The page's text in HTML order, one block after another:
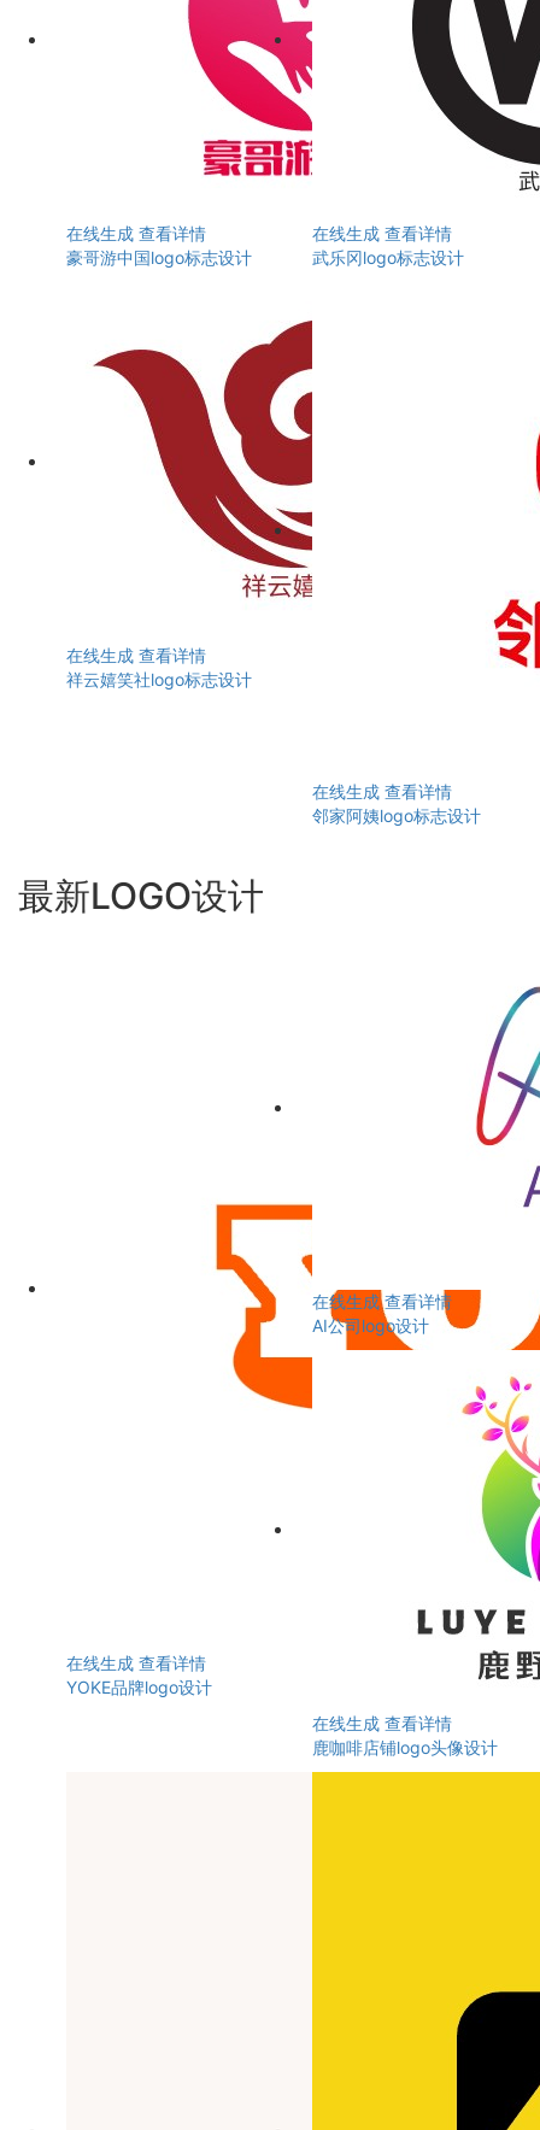
在线生成 查看详情
豪哥游中国logo标志设计
在线生成 查看详情
武乐冈logo标志设计
在线生成 查看详情
祥云嬉笑社logo标志设计
在线生成 查看详情
邻家阿姨logo标志设计
最新LOGO设计
在线生成 查看详情
YOKE品牌logo设计
在线生成 查看详情
AI公司logo设计
在线生成 查看详情
鹿咖啡店铺logo头像设计